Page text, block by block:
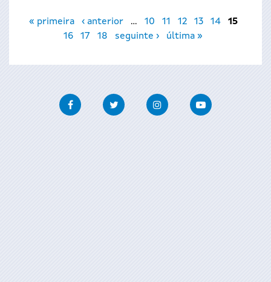
Páginas
« primeira ‹ anterior … 10 11 12 13 14
15
16
17 18 seguinte › última »
FacebookTwitter InstagramYoutube